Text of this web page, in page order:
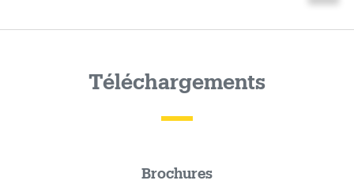
Téléchargements
Brochures